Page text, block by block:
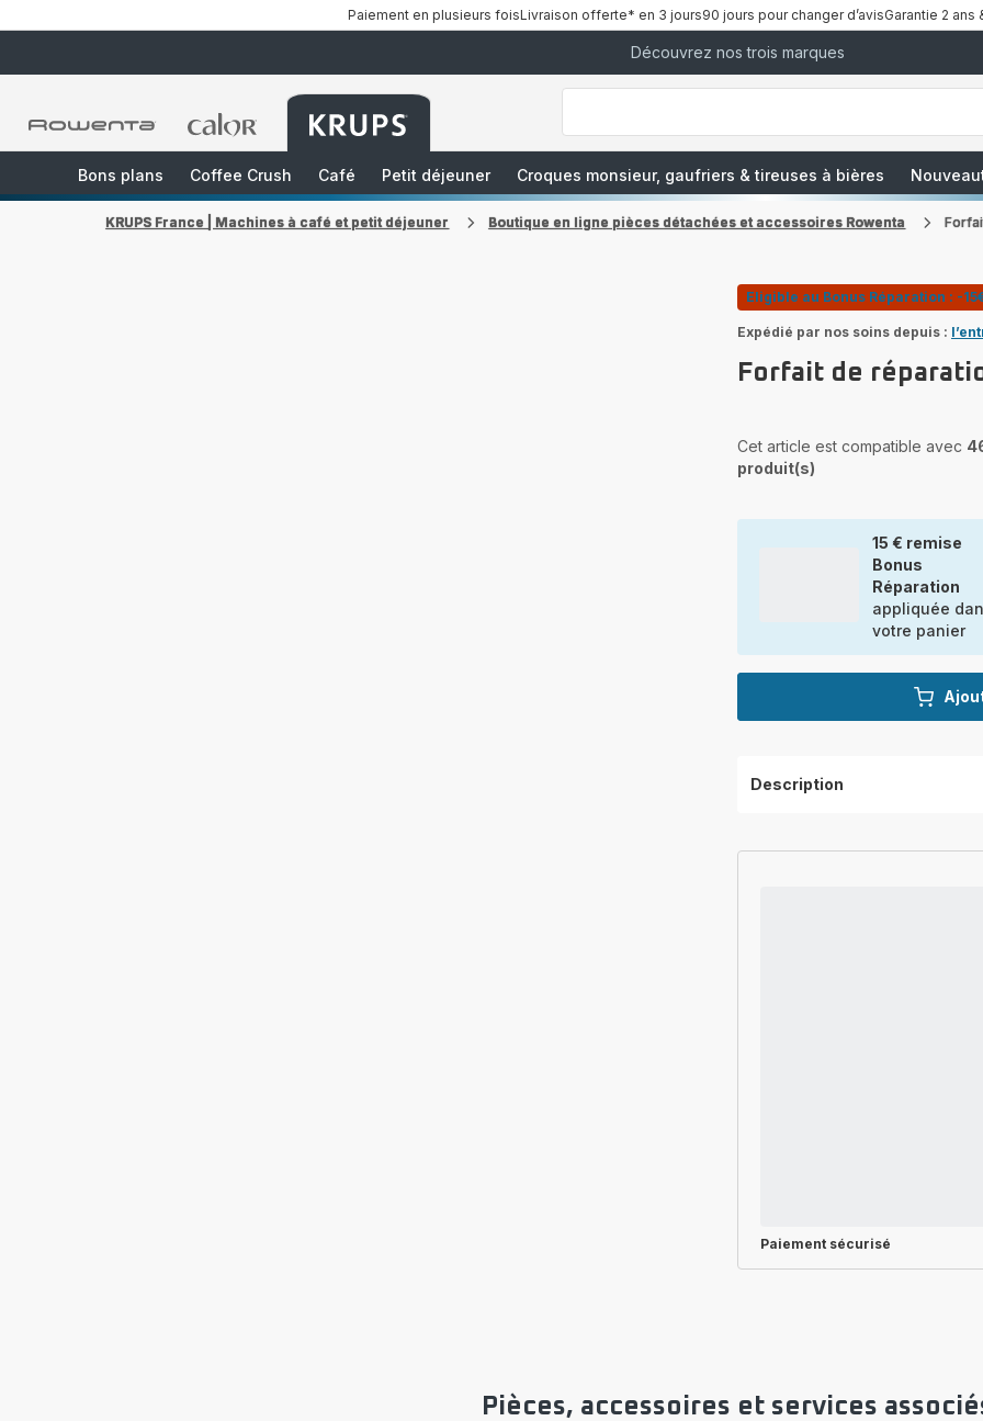
Paiement en plusieurs foisLivraison offerte* en 3 jours90 jours pour changer d’avisGarantie 2 ans
Découvrez nos trois marques
Accueil
Accueil
Accueil
["Que
recherchez-
Café
Grains","Centrales
Vapeurs","Sèche
Bons plans Coffee Crush Café Petit déjeuner Croques monsieur, gaufriers & tireuses à bières
KRUPS France | Machines à café et petit déjeuner Boutique en ligne pièces détachées et accessoires Rowenta
Eligible au Bonus Réparation : -
Expédié par nos soins depuis :
Forfait de
Cet article est compatible avec
produit(s)
15 € remise
Bonus
Réparation
appliquée
votre panier
Description
Paiement sécurisé
Pièces, accessoires et services